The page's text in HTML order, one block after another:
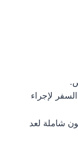
لإجراء
شاملة لعد